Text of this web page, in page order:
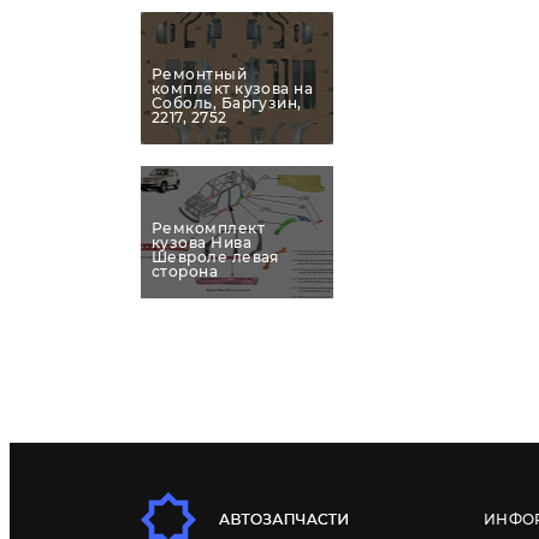
Ремонтный
комплект кузова на
Соболь, Баргузин,
2217, 2752
Ремкомплект
кузова Нива
Шевроле левая
сторона